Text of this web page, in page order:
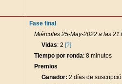
Fase final
Miércoles 25-May-2022 a las
Vidas: 2 [?]
Tiempo por ronda: 8 minutos
Premios
Ganador: 2 días de